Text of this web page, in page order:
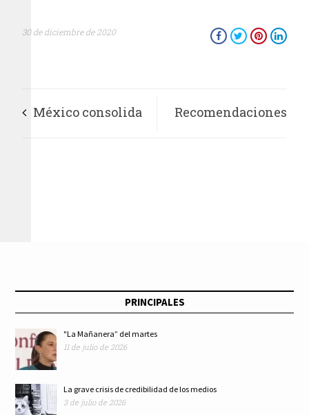
30 de diciembre de 2020
México consolida Recomendaciones
PRINCIPALES
"La Mañanera” del martes
11 de julio de 2026
La grave crisis de credibilidad de los medios
3 de julio de 2026